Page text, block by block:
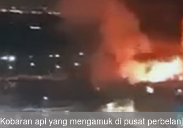
Kobaran api yang mengamuk di pusat